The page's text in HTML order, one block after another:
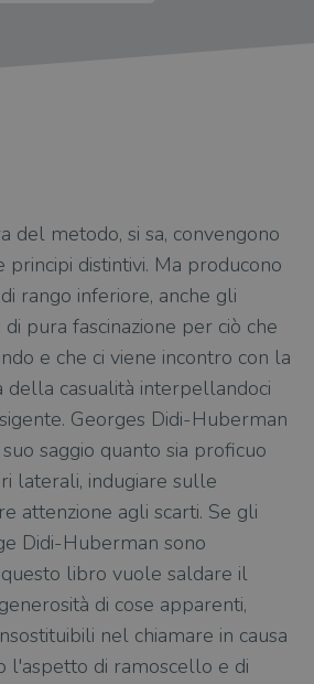
del metodo, si sa, convengono
principi distintivi. Ma producono
rango inferiore, anche gli
pura fascinazione per ciò che
e che ci viene incontro con la
della casualità interpellandoci
Georges Didi-Huberman
saggio quanto sia proficuo
laterali, indugiare sulle
attenzione agli scarti. Se gli
Didi-Huberman sono
libro vuole saldare il
di cose apparenti,
nel chiamare in causa
l'aspetto di ramoscello e di